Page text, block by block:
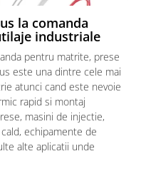
la comanda
industriale
pentru matrite, prese
este una dintre cele mai
atunci cand este nevoie
rapid si montaj
masini de injectie,
echipamente de
alte aplicatii unde